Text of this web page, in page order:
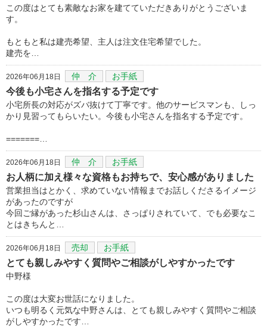
この度はとても素敵なお家を建てていただきありがとうございま
す。
もともと私は建売希望、主人は注文住宅希望でした。
建売を…
2026年06月18日 仲 介 お手紙
今後も小宅さんを指名する予定です
小宅所長の対応がズバ抜けて丁寧です。他のサービスマンも、しっ
かり見習ってもらいたい。今後も小宅さんを指名する予定です。
=======…
2026年06月18日 仲 介 お手紙
お人柄に加え様々な資格もお持ちで、安心感がありました
営業担当はとかく、求めていない情報までお話しくださるイメージ
があったのですが
今回ご縁があった杉山さんは、さっぱりされていて、でも必要なこ
とはきちんと…
2026年06月18日 売却 お手紙
とても親しみやすく質問やご相談がしやすかったです
中野様
この度は大変お世話になりました。
いつも明るく元気な中野さんは、とても親しみやすく質問やご相談
がしやすかったです…